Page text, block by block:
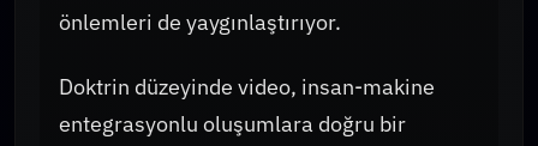
önlemleri de yaygınlaştırıyor.
Doktrin düzeyinde video, insan-makine
entegrasyonlu oluşumlara doğru bir